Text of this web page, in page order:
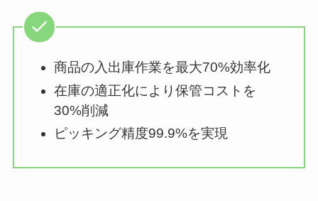
商品の入出庫作業を最大70%効率化
在庫の適正化により保管コストを
30%削減
ピッキング精度99.9%を実現